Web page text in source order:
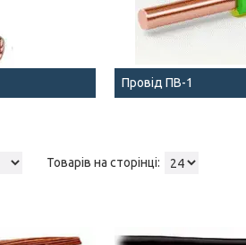
Провід ПВ-1